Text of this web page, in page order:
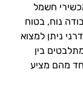
חשמל
נוח, בטוח
ניתן למצוא
בין
מהם מציע